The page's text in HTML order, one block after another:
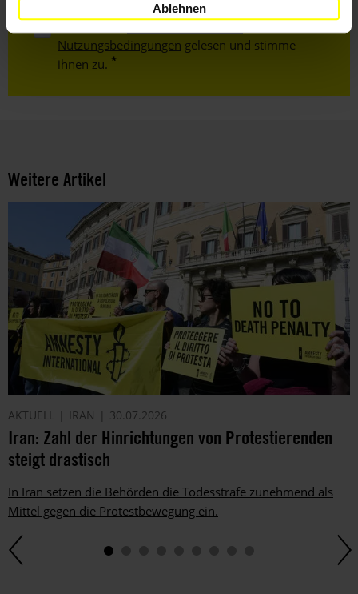
Ablehnen
Nutzungsbedingungen gelesen und stimme
ihnen zu.
Weitere Artikel
AKTUELL IRAN 30.07.2026
Iran: Zahl der Hinrichtungen von Protestierenden
steigt drastisch
In Iran setzen die Behörden die Todesstrafe zunehmend als
Mittel gegen die Protestbewegung ein.